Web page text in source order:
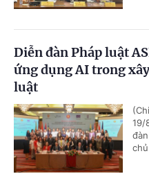
Diễn đàn Pháp luật
ứng dụng AI trong
luật
19/